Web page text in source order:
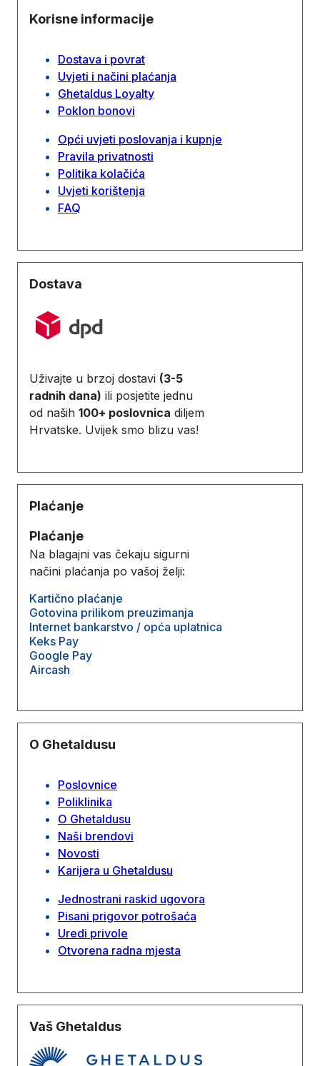
Korisne informacije
Dostava i povrat
Uvjeti i načini plaćanja
Ghetaldus Loyalty
Poklon bonovi
Opći uvjeti poslovanja i kupnje
Pravila privatnosti
Politika kolačića
Uvjeti korištenja
FAQ
Dostava
Uživajte u brzoj dostavi (3-5
radnih dana) ili posjetite jednu
od naših 100+ poslovnica diljem
Hrvatske. Uvijek smo blizu vas!
Plaćanje
Plaćanje
Na blagajni vas čekaju sigurni
načini plaćanja po vašoj želji:
Kartično plaćanje
Gotovina prilikom preuzimanja
Internet bankarstvo / opća uplatnica
Keks Pay
Google Pay
Aircash
O Ghetaldusu
Poslovnice
Poliklinika
O Ghetaldusu
Naši brendovi
Novosti
Karijera u Ghetaldusu
Jednostrani raskid ugovora
Pisani prigovor potrošaća
Uredi privole
Otvorena radna mjesta
Vaš Ghetaldus